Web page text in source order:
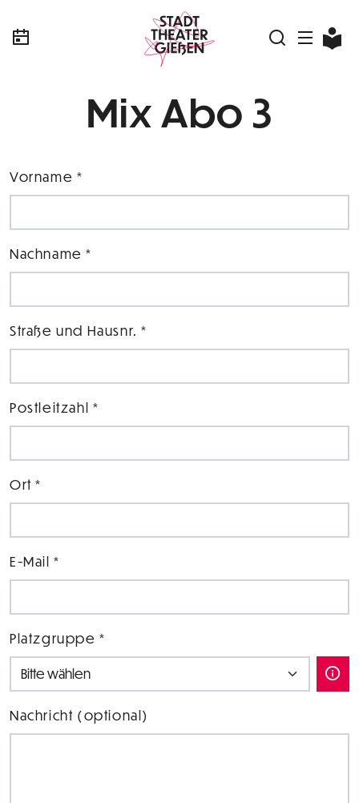
Mix Abo 3
Vorname *
Nachname *
Straße und Hausnr. *
Postleitzahl *
Ort *
E-Mail *
Platzgruppe *
Nachricht (optional)